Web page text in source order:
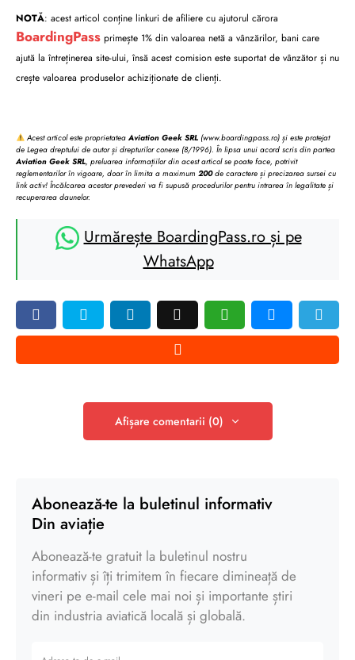
NOTĂ: acest articol conține linkuri de afiliere cu ajutorul cărora
BoardingPass primește 1% din valoarea netă a vânzărilor, bani care
ajută la întreținerea site-ului, însă acest comision este suportat de vânzător și nu
crește valoarea produselor achiziționate de clienți.
Acest articol este proprietateaAviation Geek SRL (www.boardingpass.ro) și este protejat
de Legea dreptului de autor și drepturilor conexe (8/1996). În lipsa unui acord scris din partea
Aviation Geek SRL, preluarea informațiilor din acest articol se poate face, potrivit
reglementarilor în vigoare, doar în limita a maximum 200de caractere și precizarea sursei cu
link activ! Încălcarea acestor prevederi va fi supusă procedurilor pentru intrarea în legalitate și
recuperarea daunelor.
Urmărește BoardingPass.ro și pe
WhatsApp
Afișare comentarii (0)
Abonează-te la buletinul informativ
Din aviație
Abonează-te gratuit la buletinul nostru
informativ și îți trimitem în fiecare dimineață de
vineri pe e-mail cele mai noi și importante știri
din industria aviatică locală și globală.